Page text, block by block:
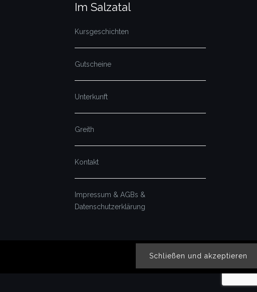
Im Salzatal
Kursgeschichten
Gutscheine
Unterkunft
Greith
Kontakt
Impressum & AGBs &
Datenschutzerklärung